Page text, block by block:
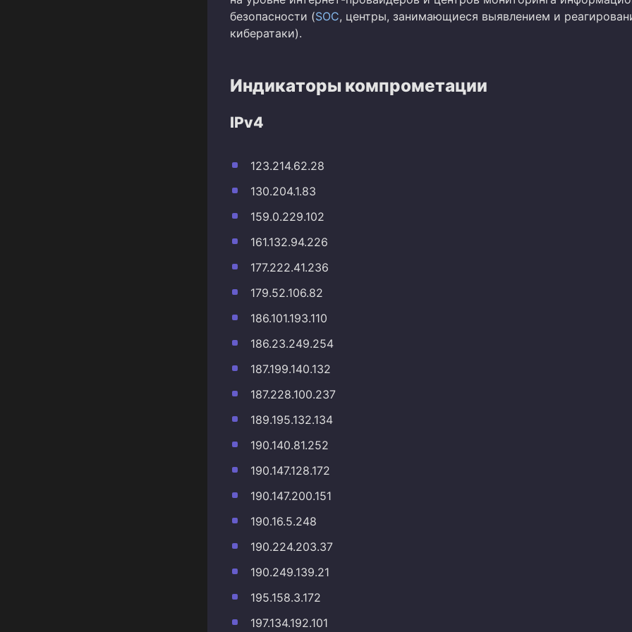
безопасности (SOC, центры, занимающиеся выявлением и
кибератаки).
Индикаторы компрометации
IPv4
123.214.62.28
130.204.1.83
159.0.229.102
161.132.94.226
177.222.41.236
179.52.106.82
186.101.193.110
186.23.249.254
187.199.140.132
187.228.100.237
189.195.132.134
190.140.81.252
190.147.128.172
190.147.200.151
190.16.5.248
190.224.203.37
190.249.139.21
195.158.3.172
197.134.192.101